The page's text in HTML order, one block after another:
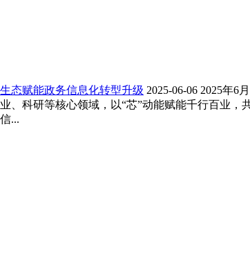
态赋能政务信息化转型升级 2025-06-06 2025年6
、科研等核心领域，以“芯”动能赋能千行百业，
...